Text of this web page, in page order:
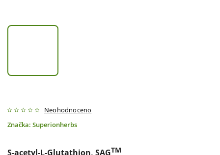
Neohodnoceno
Značka: Superionherbs
S-acetyl-L-Glutathion, SAGTM